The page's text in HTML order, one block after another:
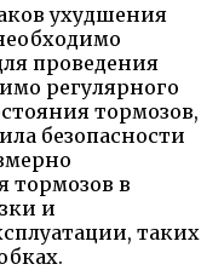
ухудшения
проведения
регулярного
тормозов,
безопасности
тормозов в
и
таких